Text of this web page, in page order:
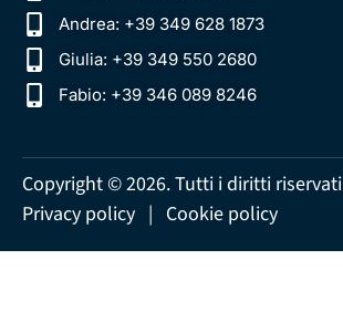
Andrea: +39 349 628 1873‬
Giulia: +39 349 550 2680
Fabio: +39 346 089 8246‬
Copyright © 2026. Tutti i diritti riservati
Privacy policy | Cookie policy